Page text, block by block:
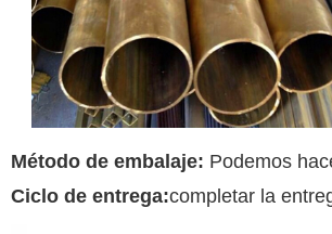
Método de embalaje: Podemos
Ciclo de entrega:completar la